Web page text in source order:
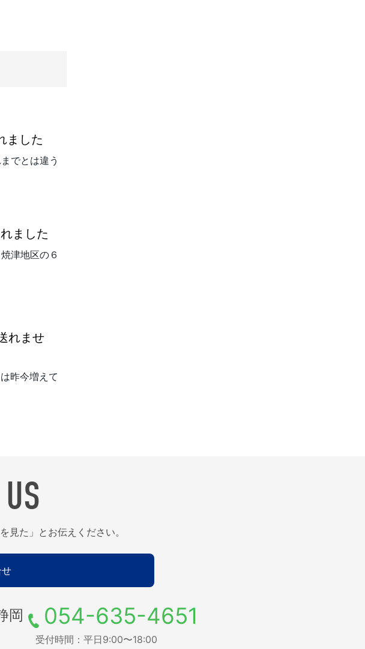
ました
でとは違う
ました
津地区の６
れませ
昨今増えて
見た」とお伝えください。
せ
岡 054-635-4651
受付時間：平日9:00〜18:00